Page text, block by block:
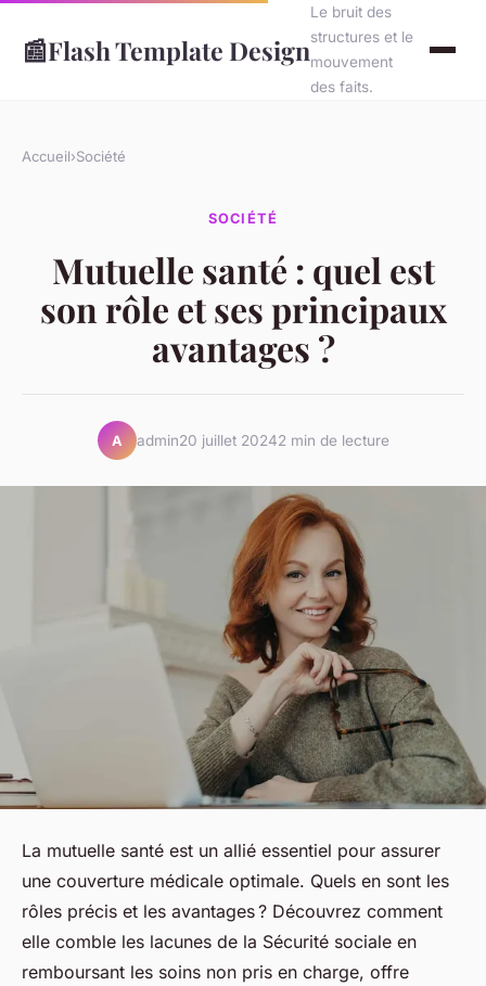
📰Flash Template Design
Le bruit des
structures et le
mouvement
des faits.
Accueil›Société
SOCIÉTÉ
Mutuelle santé : quel est
son rôle et ses principaux
avantages ?
A admin20 juillet 20242 min de lecture
La mutuelle santé est un allié essentiel pour assurer
une couverture médicale optimale. Quels en sont les
rôles précis et les avantages ? Découvrez comment
elle comble les lacunes de la Sécurité sociale en
remboursant les soins non pris en charge, offre